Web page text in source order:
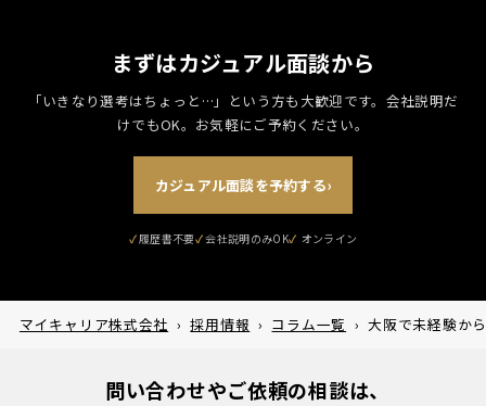
まずはカジュアル面談から
「いきなり選考はちょっと…」という方も大歓迎です。 会社説明だ
けでもOK。お気軽にご予約ください。
カジュアル面談を予約する›
履歴書不要 会社説明のみOK
マイキャリア株式会社 › 採用情報 › コラム一覧 › 大阪で未経験か
問い合わせやご依頼の相談は、